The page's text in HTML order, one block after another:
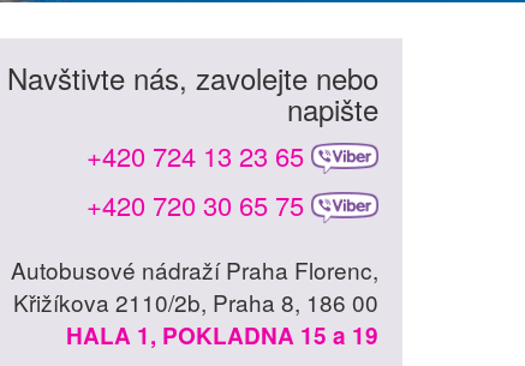
Navštivte nás, zavolejte nebo
napište
+420 724 13 23 65
+420 720 30 65 75
Autobusové nádraží Praha Florenc,
Křižíkova 2110/2b, Praha 8, 186 00
HALA 1, POKLADNA 15 a 19